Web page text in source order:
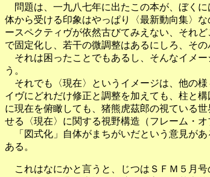
問題は、一九八七年に出たこの本が、ぼく
体から受ける印象はやっぱり〈最新動向集〉
ースペクティヴが依然古びてみえない、それ
で固定化し、若干の微調整はあるにしろ、そ
それは困ったことでもあるし、そんなイメ
う。
それでも〈現在〉というイメージは、他の
イヴにどれだけ修正と調整を加えても、柱と
に現在を俯瞰しても、猪熊虎茲郎の視ている
せる〈現在〉に関する視野構造（フレーム・
「図式化」自体がまちがいだという意見が
ある。
これはなにかと言うと、じつはＳＦＭ５月号